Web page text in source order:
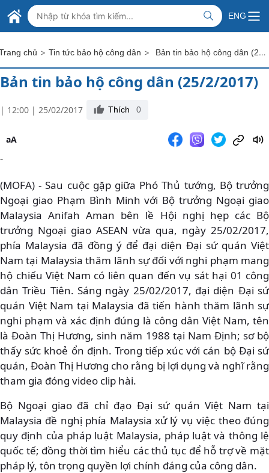
Skip to Main Content
BỘ NGOẠI GIAO VIỆT NAM
MINISTRY OF FOREIGN AFFAIRS
ENG
chủ > Tin tức bảo hộ công dân > Bản tin bảo hộ công dân (25/2/2017)
Bản tin bảo hộ công dân (25/2/2017)
| 12:00 | 25/02/2017 Thích 0
aA
-
(MOFA) - Sau cuộc gặp giữa Phó Thủ tướng, Bộ trưởng
Ngoại giao Phạm Bình Minh với Bộ trưởng Ngoại giao
Malaysia Anifah Aman bên lề Hội nghị hẹp các Bộ
trưởng Ngoại giao ASEAN vừa qua, ngày 25/02/2017,
phía Malaysia đã đồng ý để đại diện Đại sứ quán Việt
Nam tại Malaysia thăm lãnh sự đối với nghi phạm mang
hộ chiếu Việt Nam có liên quan đến vụ sát hại 01 công
dân Triều Tiên. Sáng ngày 25/02/2017, đại diện Đại sứ
quán Việt Nam tại Malaysia đã tiến hành thăm lãnh sự
nghi phạm và xác định đúng là công dân Việt Nam, tên
là Đoàn Thị Hương, sinh năm 1988 tại Nam Định; sơ bộ
thấy sức khoẻ ổn định. Trong tiếp xúc với cán bộ Đại sứ
quán, Đoàn Thị Hương cho rằng bị lợi dụng và nghĩ rằng
tham gia đóng video clip hài.
Bộ Ngoại giao đã chỉ đạo Đại sứ quán Việt Nam tại
Malaysia đề nghị phía Malaysia xử lý vụ việc theo đúng
quy định của pháp luật Malaysia, pháp luật và thông lệ
quốc tế; đồng thời tìm hiểu các thủ tục để hỗ trợ về mặt
pháp lý, tôn trọng quyền lợi chính đáng của công dân.